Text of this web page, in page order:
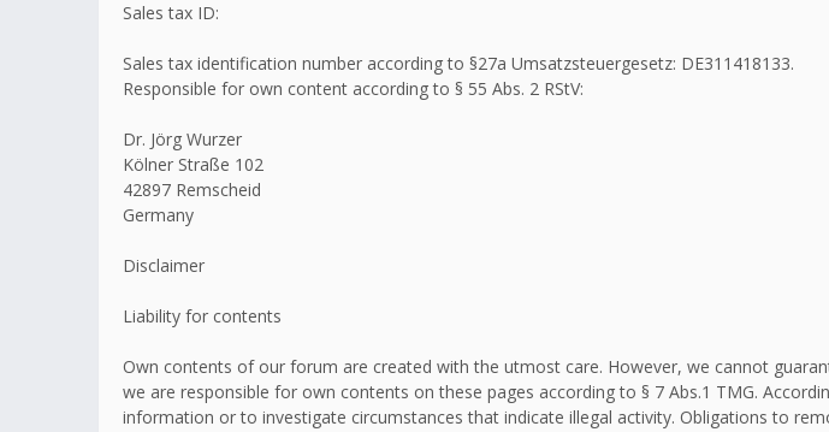
Sales tax ID:
Sales tax identification number according to §27a Umsatzsteuergesetz: DE311418133.
Responsible for own content according to § 55 Abs. 2 RStV:
Dr. Jörg Wurzer
Kölner Straße 102
42897 Remscheid
Germany
Disclaimer
Liability for contents
Own contents of our forum are created with the utmost care. However, we cannot
we are responsible for own contents on these pages according to § 7 Abs.1 TMG.
information or to investigate circumstances that indicate illegal activity. Obligations to